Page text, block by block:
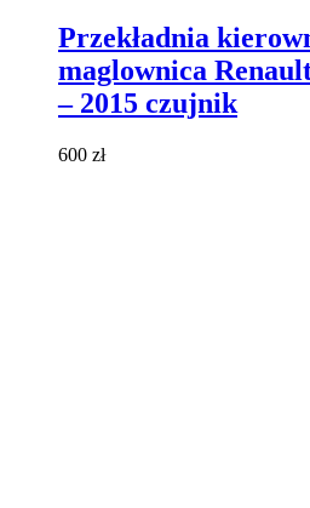
ma
wiele
wariantów.
Opcje
można
Przekładnia
maglownica
– 2015 czujnik
600 zł